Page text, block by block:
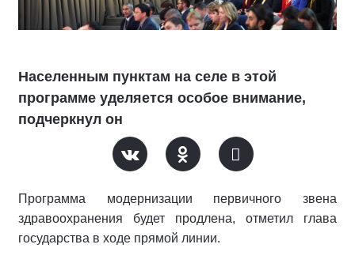
Населенным пунктам на селе в этой
программе уделяется особое внимание,
подчеркнул он
Программа модернизации первичного звена
здравоохранения будет продлена, отметил глава
государства в ходе прямой линии.